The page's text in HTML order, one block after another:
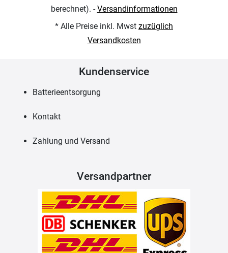
berechnet). -Versandinformationen
* Alle Preise inkl. Mwst zuzüglich
Versandkosten
Kundenservice
Batterieentsorgung
Kontakt
Zahlung und Versand
Versandpartner